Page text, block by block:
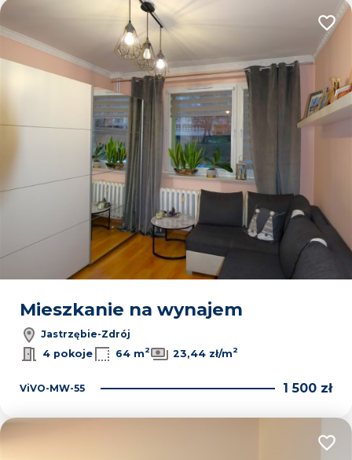
Mieszkanie na wynajem
Jastrzębie-Zdrój
4 pokoje
64 m2 23,44 zł/m2
ViVO-MW-55 1 500 zł